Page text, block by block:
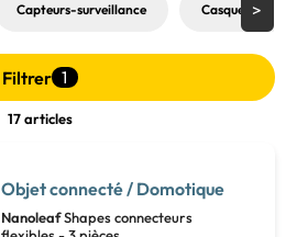
Capteurs-surveillance Casques VR
Filtrer 1
17 articles
Objet connecté / Domotique
NanoleafShapes connecteurs